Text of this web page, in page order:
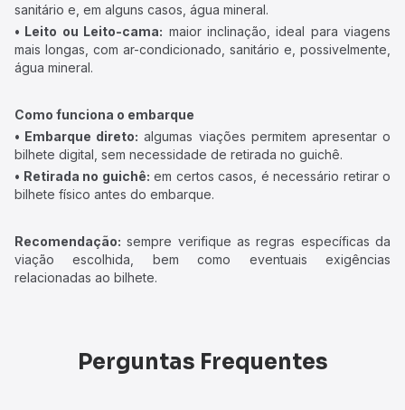
sanitário e, em alguns casos, água mineral.
• Leito ou Leito-cama: maior inclinação, ideal para viagens
mais longas, com ar-condicionado, sanitário e, possivelmente,
água mineral.
Como funciona o embarque
• Embarque direto: algumas viações permitem apresentar o
bilhete digital, sem necessidade de retirada no guichê.
• Retirada no guichê: em certos casos, é necessário retirar o
bilhete físico antes do embarque.
Recomendação: sempre verifique as regras específicas da
viação escolhida, bem como eventuais exigências
relacionadas ao bilhete.
Perguntas Frequentes